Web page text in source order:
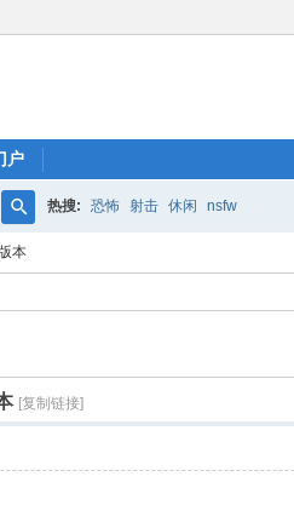
户
搜
索
热搜: 恐怖 射击 休闲 nsfw
本
[复制链接]